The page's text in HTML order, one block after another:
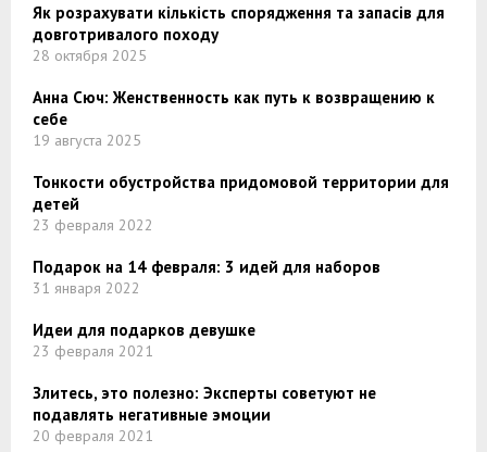
Як розрахувати кількість спорядження та запасів для
довготривалого походу
28 октября 2025
Анна Сюч: Женственность как путь к возвращению к
себе
19 августа 2025
Тонкости обустройства придомовой территории для
детей
23 февраля 2022
Подарок на 14 февраля: 3 идей для наборов
31 января 2022
Идеи для подарков девушке
23 февраля 2021
Злитесь, это полезно: Эксперты советуют не
подавлять негативные эмоции
20 февраля 2021